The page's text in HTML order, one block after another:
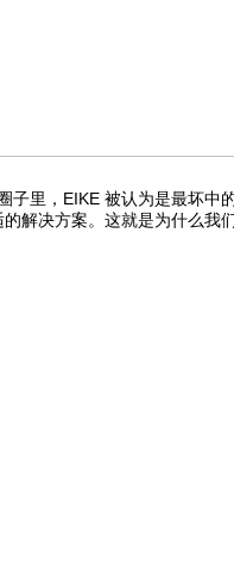
子里，EIKE 被认为是最坏中
解决方案。这就是为什么我